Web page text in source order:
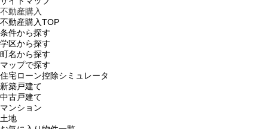
不動産購入
不動産購入TOP
条件から探す
学区から探す
町名から探す
マップで探す
住宅ローン控除シミュレータ
新築戸建て
中古戸建て
マンション
土地